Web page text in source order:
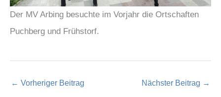
Der MV Arbing besuchte im Vorjahr die Ortschaften
Puchberg und Frühstorf.
← Vorheriger Beitrag Nächster Beitrag →